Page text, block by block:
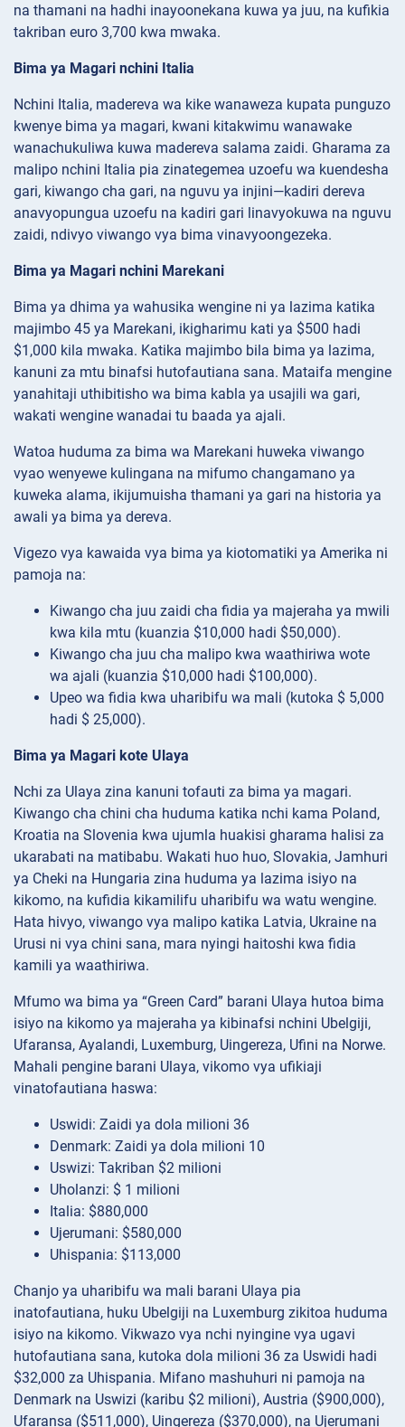
na thamani na hadhi inayoonekana kuwa ya juu, na kufikia
takriban euro 3,700 kwa mwaka.
Bima ya Magari nchini Italia
Nchini Italia, madereva wa kike wanaweza kupata punguzo
kwenye bima ya magari, kwani kitakwimu wanawake
wanachukuliwa kuwa madereva salama zaidi. Gharama za
malipo nchini Italia pia zinategemea uzoefu wa kuendesha
gari, kiwango cha gari, na nguvu ya injini—kadiri dereva
anavyopungua uzoefu na kadiri gari linavyokuwa na nguvu
zaidi, ndivyo viwango vya bima vinavyoongezeka.
Bima ya Magari nchini Marekani
Bima ya dhima ya wahusika wengine ni ya lazima katika
majimbo 45 ya Marekani, ikigharimu kati ya $500 hadi
$1,000 kila mwaka. Katika majimbo bila bima ya lazima,
kanuni za mtu binafsi hutofautiana sana. Mataifa mengine
yanahitaji uthibitisho wa bima kabla ya usajili wa gari,
wakati wengine wanadai tu baada ya ajali.
Watoa huduma za bima wa Marekani huweka viwango
vyao wenyewe kulingana na mifumo changamano ya
kuweka alama, ikijumuisha thamani ya gari na historia ya
awali ya bima ya dereva.
Vigezo vya kawaida vya bima ya kiotomatiki ya Amerika ni
pamoja na:
Kiwango cha juu zaidi cha fidia ya majeraha ya mwili
kwa kila mtu (kuanzia $10,000 hadi $50,000).
Kiwango cha juu cha malipo kwa waathiriwa wote
wa ajali (kuanzia $10,000 hadi $100,000).
Upeo wa fidia kwa uharibifu wa mali (kutoka $ 5,000
hadi $ 25,000).
Bima ya Magari kote Ulaya
Nchi za Ulaya zina kanuni tofauti za bima ya magari.
Kiwango cha chini cha huduma katika nchi kama Poland,
Kroatia na Slovenia kwa ujumla huakisi gharama halisi za
ukarabati na matibabu. Wakati huo huo, Slovakia, Jamhuri
ya Cheki na Hungaria zina huduma ya lazima isiyo na
kikomo, na kufidia kikamilifu uharibifu wa watu wengine.
Hata hivyo, viwango vya malipo katika Latvia, Ukraine na
Urusi ni vya chini sana, mara nyingi haitoshi kwa fidia
kamili ya waathiriwa.
Mfumo wa bima ya “Green Card” barani Ulaya hutoa bima
isiyo na kikomo ya majeraha ya kibinafsi nchini Ubelgiji,
Ufaransa, Ayalandi, Luxemburg, Uingereza, Ufini na Norwe.
Mahali pengine barani Ulaya, vikomo vya ufikiaji
vinatofautiana haswa:
Uswidi: Zaidi ya dola milioni 36
Denmark: Zaidi ya dola milioni 10
Uswizi: Takriban $2 milioni
Uholanzi: $ 1 milioni
Italia: $880,000
Ujerumani: $580,000
Uhispania: $113,000
Chanjo ya uharibifu wa mali barani Ulaya pia
inatofautiana, huku Ubelgiji na Luxemburg zikitoa huduma
isiyo na kikomo. Vikwazo vya nchi nyingine vya ugavi
hutofautiana sana, kutoka dola milioni 36 za Uswidi hadi
$32,000 za Uhispania. Mifano mashuhuri ni pamoja na
Denmark na Uswizi (karibu $2 milioni), Austria ($900,000),
Ufaransa ($511,000), Uingereza ($370,000), na Ujerumani